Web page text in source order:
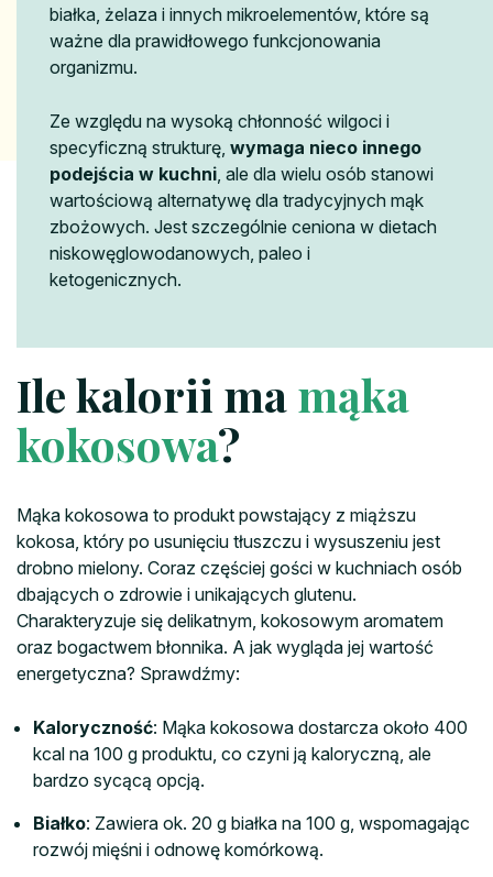
białka, żelaza i innych mikroelementów, które są
ważne dla prawidłowego funkcjonowania
organizmu.
Ze względu na wysoką chłonność wilgoci i
specyficzną strukturę, wymaga nieco innego
podejścia w kuchni , ale dla wielu osób stanowi
wartościową alternatywę dla tradycyjnych mąk
zbożowych. Jest szczególnie ceniona w dietach
niskowęglowodanowych, paleo i
ketogenicznych.
Ile kalorii mamąka
kokosowa?
Mąka kokosowa to produkt powstający z miąższu
kokosa, który po usunięciu tłuszczu i wysuszeniu jest
drobno mielony. Coraz częściej gości w kuchniach osób
dbających o zdrowie i unikających glutenu.
Charakteryzuje się delikatnym, kokosowym aromatem
oraz bogactwem błonnika. A jak wygląda jej wartość
energetyczna? Sprawdźmy:
Kaloryczność: Mąka kokosowa dostarcza około 400
kcal na 100 g produktu, co czyni ją kaloryczną, ale
bardzo sycącą opcją.
Białko: Zawiera ok. 20 g białka na 100 g, wspomagając
rozwój mięśni i odnowę komórkową.